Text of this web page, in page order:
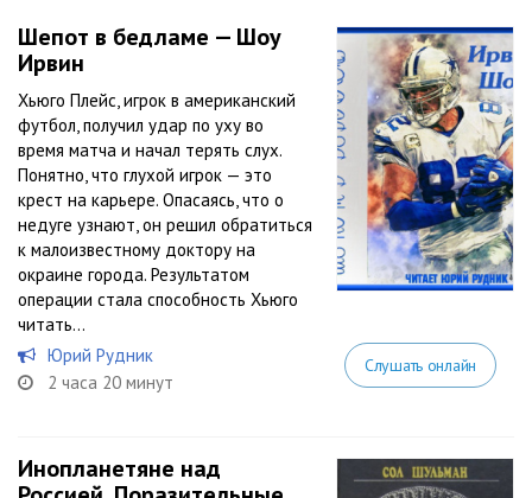
Шепот в бедламе — Шоу
Ирвин
Хьюго Плейс, игрок в американский
футбол, получил удар по уху во
время матча и начал терять слух.
Понятно, что глухой игрок — это
крест на карьере. Опасаясь, что о
недуге узнают, он решил обратиться
к малоизвестному доктору на
окраине города. Результатом
операции стала способность Хьюго
читать...
Юрий Рудник
2 часа 20 минут
Слушать онлайн
Инопланетяне над